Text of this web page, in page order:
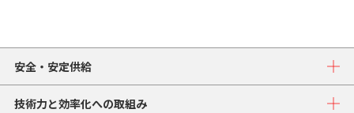
安全・安定供給
技術力と効率化への取組み